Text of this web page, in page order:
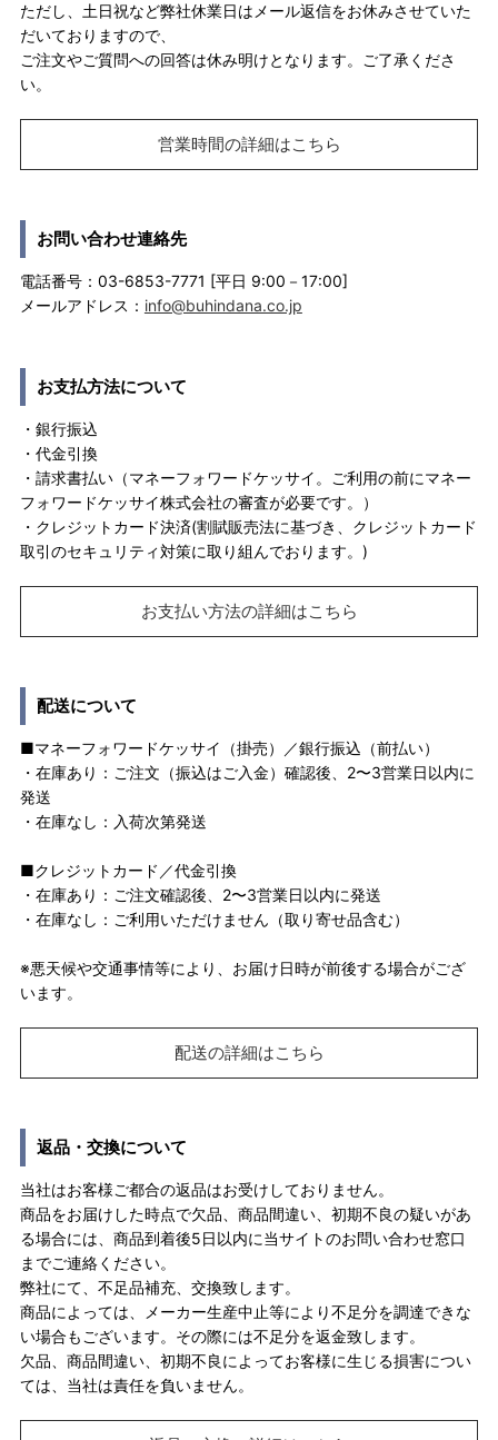
ただし、土日祝など弊社休業日はメール返信をお休みさせていた
だいておりますので、
ご注文やご質問への回答は休み明けとなります。ご了承くださ
い。
営業時間の詳細はこちら
お問い合わせ連絡先
電話番号：03-6853-7771 [平日 9:00－17:00]
メールアドレス： info@buhindana.co.jp
お支払方法について
・銀行振込
・代金引換
・請求書払い（マネーフォワードケッサイ。ご利用の前にマネー
フォワードケッサイ株式会社の審査が必要です。）
・クレジットカード決済(割賦販売法に基づき、クレジットカード
取引のセキュリティ対策に取り組んでおります。)
お支払い方法の詳細はこちら
配送について
■マネーフォワードケッサイ（掛売）／銀行振込（前払い）
・在庫あり：ご注文（振込はご入金）確認後、2〜3営業日以内に
発送
・在庫なし：入荷次第発送
■クレジットカード／代金引換
・在庫あり：ご注文確認後、2〜3営業日以内に発送
・在庫なし：ご利用いただけません（取り寄せ品含む）
※悪天候や交通事情等により、お届け日時が前後する場合がござ
います。
配送の詳細はこちら
返品・交換について
当社はお客様ご都合の返品はお受けしておりません。
商品をお届けした時点で欠品、商品間違い、初期不良の疑いがあ
る場合には、商品到着後5日以内に当サイトのお問い合わせ窓口
までご連絡ください。
弊社にて、不足品補充、交換致します。
商品によっては、メーカー生産中止等により不足分を調達できな
い場合もございます。その際には不足分を返金致します。
欠品、商品間違い、初期不良によってお客様に生じる損害につい
ては、当社は責任を負いません。